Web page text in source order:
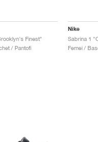
Finest"
/ Pantofi
Nike
Sabrina 1
Femei /